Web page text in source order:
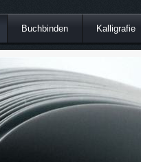
Buchbinden Kalligrafie